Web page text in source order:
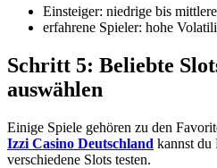
Einsteiger: niedrige bis
erfahrene Spieler: hohe
Schritt 5: Beliebte
auswählen
Einige Spiele gehören zu den
Izzi Casino Deutschland kannst du
verschiedene Slots testen.